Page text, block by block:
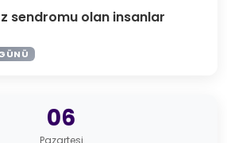
sendromu olan insanlar
06
Pazartesi